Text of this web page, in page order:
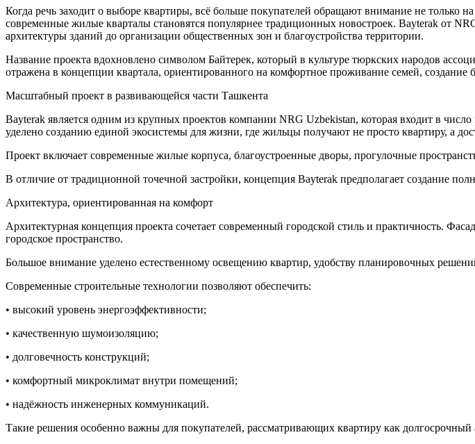
Когда речь заходит о выборе квартиры, всё больше покупателей обращают внимание не только
современные жилые кварталы становятся популярнее традиционных новостроек. Bayterak от
архитектуры зданий до организации общественных зон и благоустройства территории.
Название проекта вдохновлено символом Байтерек, который в культуре тюркских народов
отражена в концепции квартала, ориентированного на комфортное проживание семей,
Масштабный проект в развивающейся части Ташкента
Bayterak является одним из крупных проектов компании NRG Uzbekistan, которая входит в
уделено созданию единой экосистемы для жизни, где жильцы получают не просто квартиру, а
Проект включает современные жилые корпуса, благоустроенные дворы, прогулочные
В отличие от традиционной точечной застройки, концепция Bayterak предполагает создание
Архитектура, ориентированная на комфорт
Архитектурная концепция проекта сочетает современный городской стиль и практичность.
городское пространство.
Большое внимание уделено естественному освещению квартир, удобству планировочных
Современные строительные технологии позволяют обеспечить:
• высокий уровень энергоэффективности;
• качественную шумоизоляцию;
• долговечность конструкций;
• комфортный микроклимат внутри помещений;
• надёжность инженерных коммуникаций.
Такие решения особенно важны для покупателей, рассматривающих квартиру как долгосрочный